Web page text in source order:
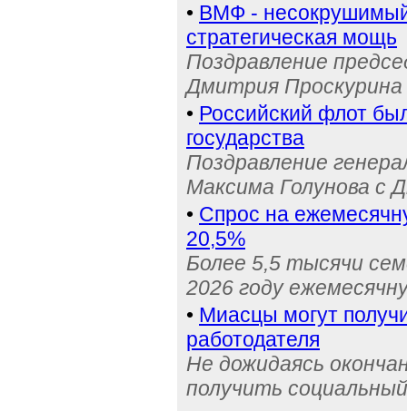
• ВМФ -
стратегическая мощь
Поздравление
Дмитрия
• Российский флот
государства
Поздравление
Максима Голунова с
• Спрос на
20,5%
Более 5,5 тысячи
2026 году
• Миасцы могут
работодателя
Не дожидаясь
получить